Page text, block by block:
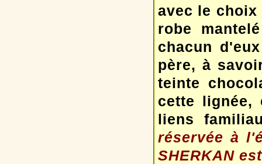
avec le
robe
chacun
père, à
teinte
cette lignée,
liens
réservée à
SHERKAN